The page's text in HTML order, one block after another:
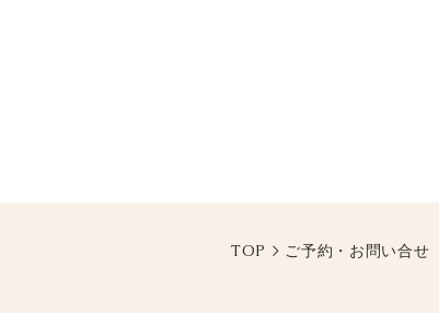
TOP > ご予約・お問い合せ